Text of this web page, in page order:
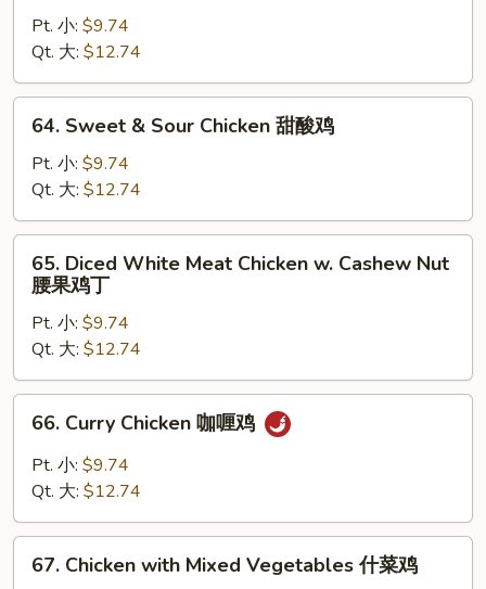
Goo
Gai
Pan
(Chicken)
Pt. 小: $9.74
Qt. 大: $12.74
Sweet
Sour
Chicken
甜
64. Sweet & Sour Chicken 甜酸鸡
Pt. 小: $9.74
Qt. 大: $12.74
Diced
White
Meat
Chicken
w.
Cashew
Nut
丁
65. Diced White Meat Chicken w. Cashew Nut
腰果鸡丁
Pt. 小: $9.74
Qt. 大: $12.74
Curry
Chicken
鸡
66. Curry Chicken 咖喱鸡
Pt. 小: $9.74
Qt. 大: $12.74
Chicken
67. Chicken with Mixed Vegetables 什菜鸡